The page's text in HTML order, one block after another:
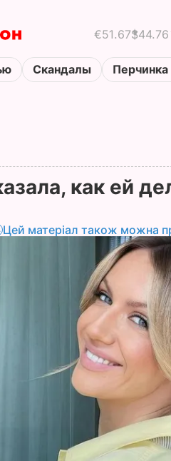
€51.67$44.76
Скандалы Перчинка
как ей
Цей матеріал також можна